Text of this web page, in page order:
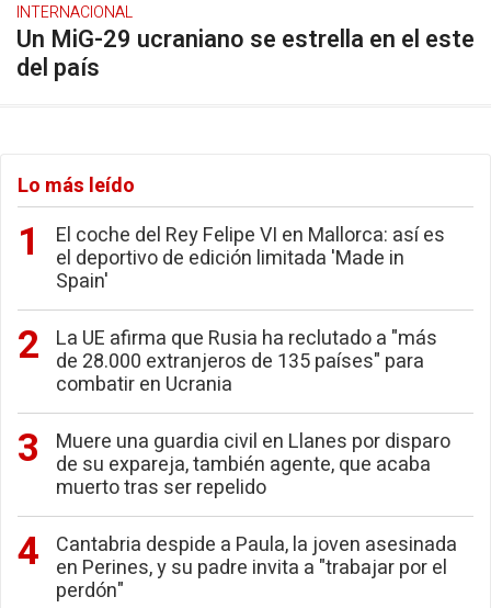
INTERNACIONAL
Un MiG-29 ucraniano se estrella en el este
del país
Lo más leído
El coche del Rey Felipe VI en Mallorca: así es
el deportivo de edición limitada 'Made in
Spain'
La UE afirma que Rusia ha reclutado a "más
de 28.000 extranjeros de 135 países" para
combatir en Ucrania
Muere una guardia civil en Llanes por disparo
de su expareja, también agente, que acaba
muerto tras ser repelido
Cantabria despide a Paula, la joven asesinada
en Perines, y su padre invita a "trabajar por el
perdón"